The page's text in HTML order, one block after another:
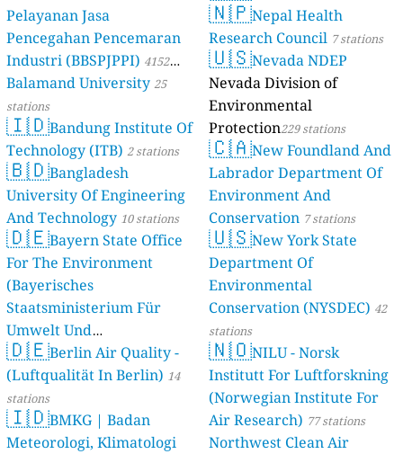
Pelayanan Jasa
Pencegahan Pencemaran
Industri (BBSPJPPI) 4152
stations
Balamand University25
stations
🇮🇩Bandung Institute Of
Technology (ITB) 2 stations
🇧🇩Bangladesh
University Of Engineering
And Technology 10 stations
🇩🇪Bayern State Office
For The Environment
(Bayerisches
Staatsministerium Für
Umwelt Und
Verbraucherschutz) - LfU
46 stations
🇩🇪Berlin Air Quality -
(Luftqualität In Berlin) 14
stations
🇮🇩BMKG | Badan
Meteorologi, Klimatologi
🇳🇵Nepal Health
Research Council 7 stations
🇺🇸Nevada NDEP
Nevada Division of
Environmental
Protection229 stations
🇨🇦New Foundland And
Labrador Department Of
Environment And
Conservation 7 stations
🇺🇸New York State
Department Of
Environmental
Conservation (NYSDEC) 42
stations
🇳🇴NILU - Norsk
Institutt For Luftforskning
(Norwegian Institute For
Air Research) 77 stations
Northwest Clean Air